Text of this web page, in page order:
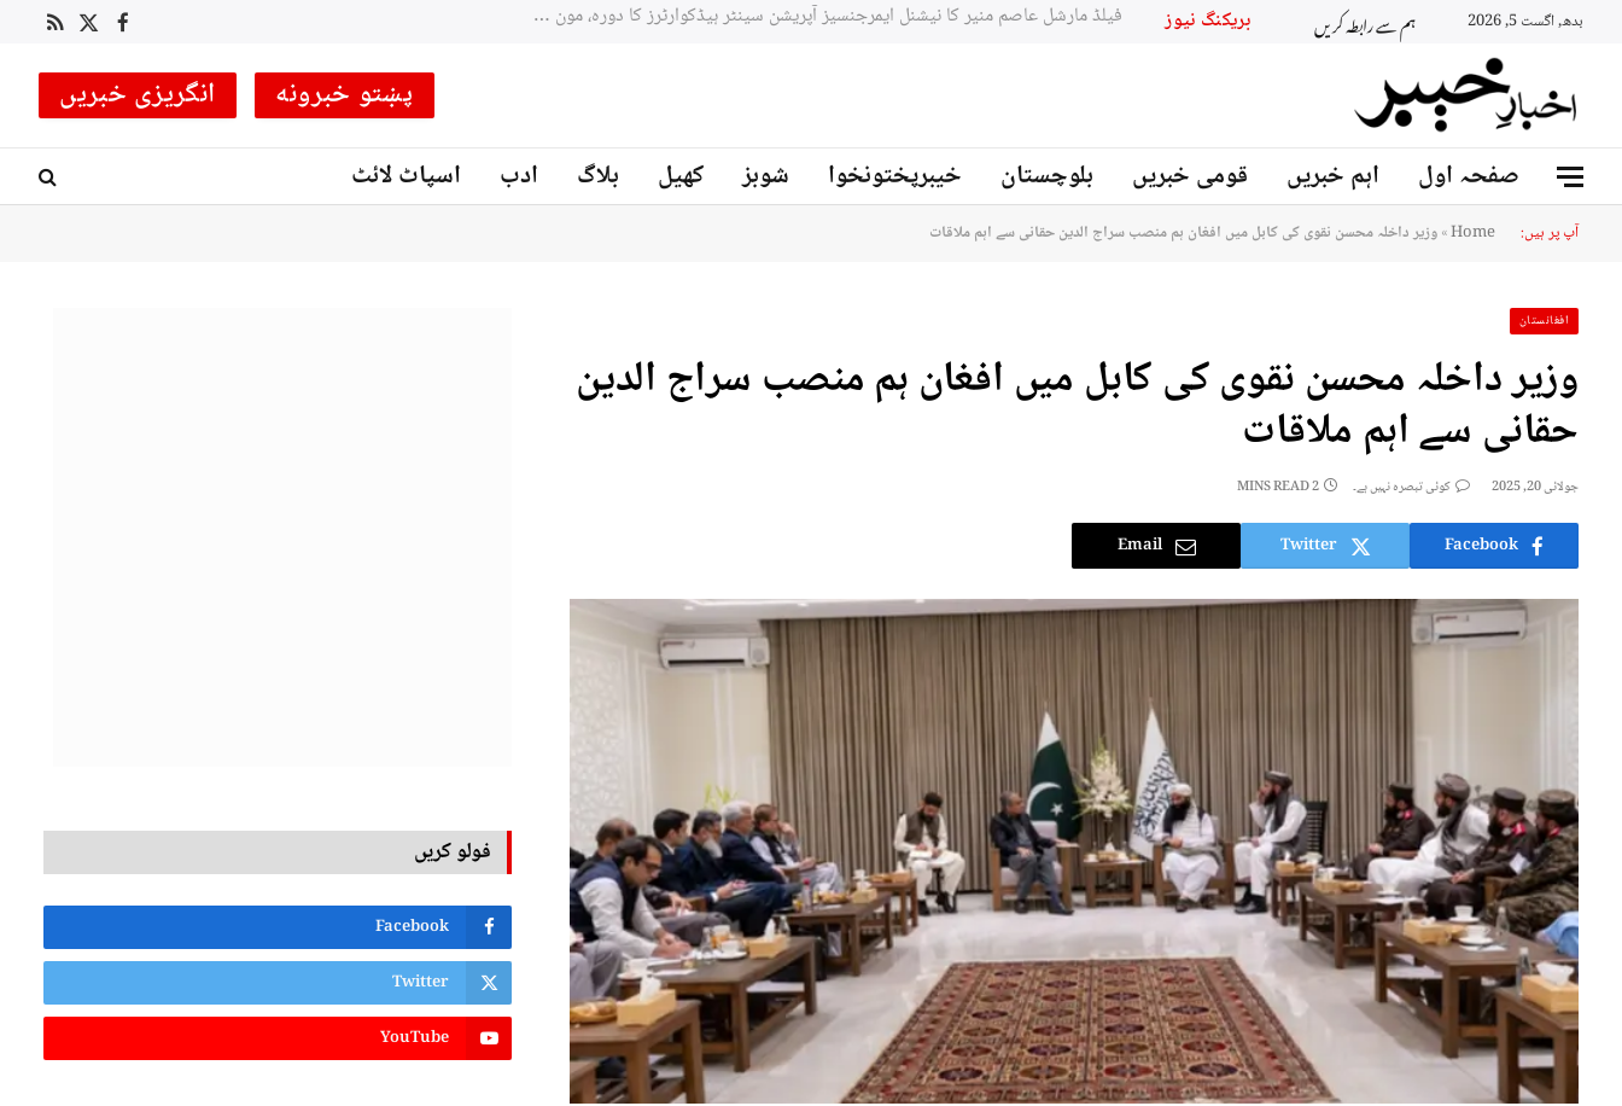
بدھ, اگست 5, 2026 ہم سے رابطہ کریں بریکنگ نیوز جنوبي افريقه کے سابق کرکټر مائیکل سمتھ پاکستان کرکٹ ٹیم کے بیٹنگ کوچ مقرر Facebook
X
RSS
پښتو خبرونه انگریزی خبریں
صفحہ اول اہم خبریں قومی خبریں بلوچستان خیبرپختونخوا شوبز کھیل بلاگ ادب اسپاٹ لائٹ
آپ پر ہیں: Home
»وزیر داخلہ محسن نقوی کی کابل میں افغان ہم منصب سراج الدین حقانی سے اہم ملاقات
افغانستان
وزیر داخلہ محسن نقوی کی کابل میں افغان ہم منصب سراج الدین
حقانی سے اہم ملاقات
جولائی 20, 2025 کوئی تبصرہ نہیں ہے۔ 2 MINS READ
Facebook
Twitter
Email
فولو کریں
Facebook
Twitter
YouTube